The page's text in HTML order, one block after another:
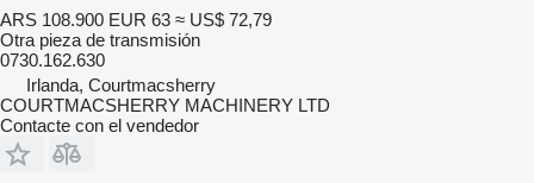
ARS 108.900 EUR 63 ≈ US$ 72,79
Otra pieza de transmisión
0730.162.630
Irlanda, Courtmacsherry
COURTMACSHERRY MACHINERY LTD
Contacte con el vendedor